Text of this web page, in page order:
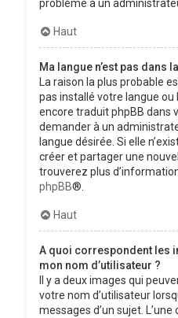
problème à un
Haut
Ma langue n’est pas dans
La raison la plus probable
pas installé votre langue ou
encore traduit phpBB dans
demander à un
langue désirée. Si elle
créer et partager une
trouverez plus
phpBB®.
Haut
A quoi correspondent les
mon nom d’utilisateur ?
Il y a deux images qui
votre nom d’utilisateur
messages d’un sujet.